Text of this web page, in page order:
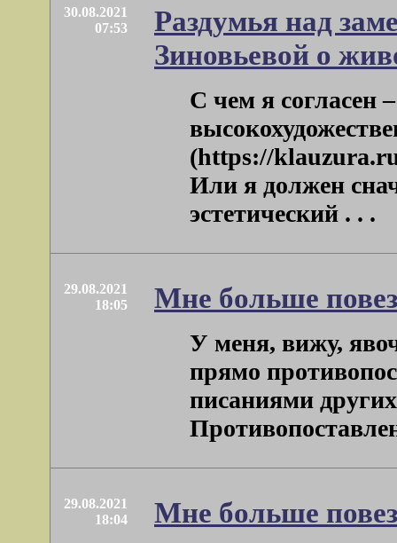
30.08.2021
07:53
Раздумья над
Зиновьевой о
С чем я согласен
(https://
Или я должен
эстетический . . .
29.08.2021
18:05
Мне больше
У меня, вижу,
прямо
писаниями
29.08.2021
18:04
Мне больше